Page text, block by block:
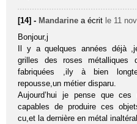
[14] - Mandarine a écrit le 11
Bonjour,j
Il y a quelques années déjà
grilles des roses
fabriquées ,ily à bien
repousse,un métier disparu.
Aujourd’hui je pense que ces
capables de produire ces
cu,et la dernière en métal